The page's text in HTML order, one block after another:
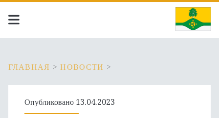
ГЛАВНАЯ >НОВОСТИ >
Опубликовано 13.04.2023